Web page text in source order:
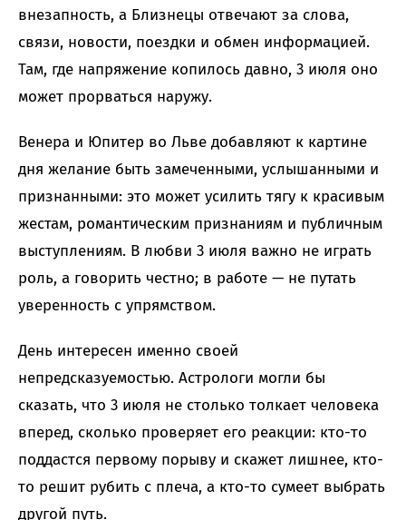
внезапность, а Близнецы отвечают за слова,
связи, новости, поездки и обмен информацией.
Там, где напряжение копилось давно, 3 июля оно
может прорваться наружу.
Венера и Юпитер во Льве добавляют к картине
дня желание быть замеченными, услышанными и
признанными: это может усилить тягу к красивым
жестам, романтическим признаниям и публичным
выступлениям. В любви 3 июля важно не играть
роль, а говорить честно; в работе — не путать
уверенность с упрямством.
День интересен именно своей
непредсказуемостью. Астрологи могли бы
сказать, что 3 июля не столько толкает человека
вперед, сколько проверяет его реакции: кто-то
поддастся первому порыву и скажет лишнее, кто-
то решит рубить с плеча, а кто-то сумеет выбрать
другой путь.